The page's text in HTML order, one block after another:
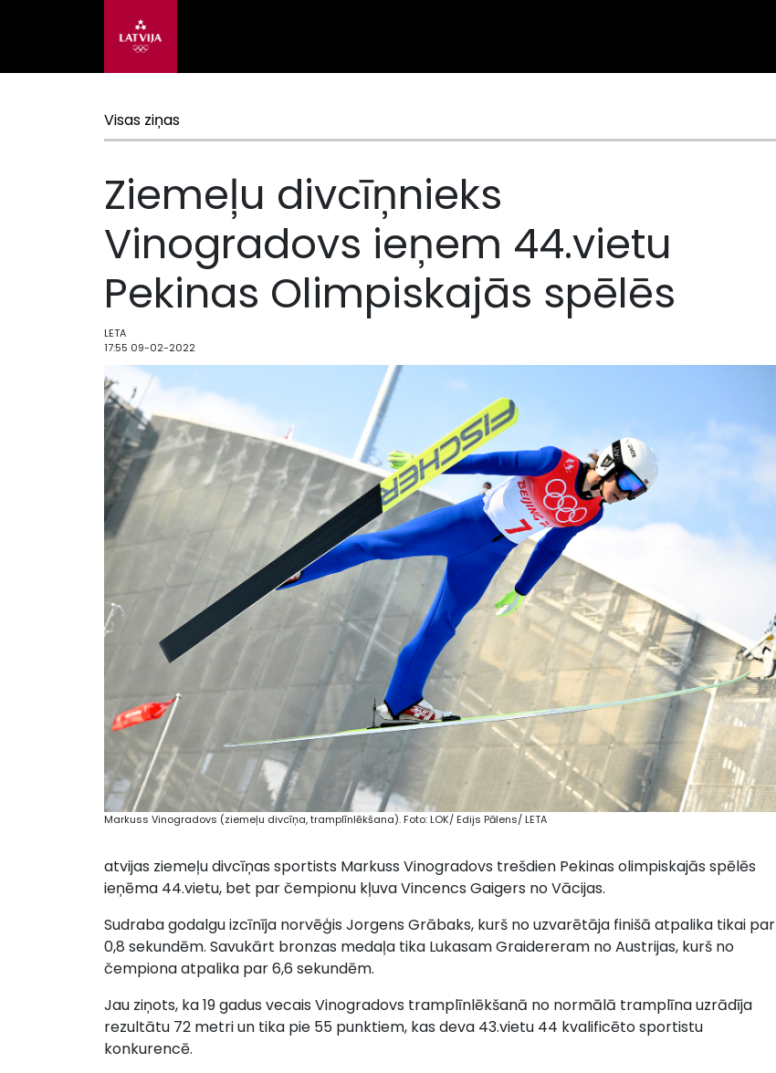
Visas ziņas
Ziemeļu divcīņnieks
Vinogradovs ieņem 44.vietu
Pekinas Olimpiskajās spēlēs
LETA
17:55 09-02-2022
Markuss Vinogradovs (ziemeļu divcīņa, tramplīnlēkšana). Foto: LOK/ Edijs Pālens/ LETA
atvijas ziemeļu divcīņas sportists Markuss Vinogradovs trešdien Pekinas olimpiskajās spēlēs
ieņēma 44.vietu, bet par čempionu kļuva Vincencs Gaigers no Vācijas.
Sudraba godalgu izcīnīja norvēģis Jorgens Grābaks, kurš no uzvarētāja finišā atpalika tikai par
0,8 sekundēm. Savukārt bronzas medaļa tika Lukasam Graidereram no Austrijas, kurš no
čempiona atpalika par 6,6 sekundēm.
Jau ziņots, ka 19 gadus vecais Vinogradovs tramplīnlēkšanā no normālā tramplīna uzrādīja
rezultātu 72 metri un tika pie 55 punktiem, kas deva 43.vietu 44 kvalificēto sportistu
konkurencē.